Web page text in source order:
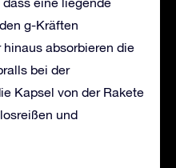
g-Kräften
absorbieren die
bei der
Kapsel von der Rakete
und